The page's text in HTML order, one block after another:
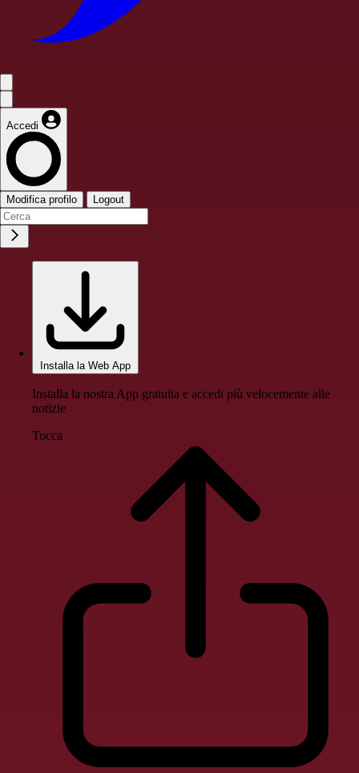
Accedi
Modifica profilo Logout
Installa la Web App
Installa la nostra App gratuita e accedi più velocemente alle
notizie
Tocca